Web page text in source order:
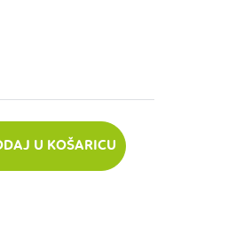
U KOŠARICU